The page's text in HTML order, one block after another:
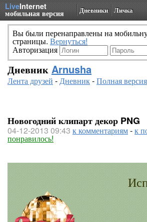
LiveInternet
мобильная версия Дневники Личка
Вы были перенаправлены на
страницы. Вернуться!
Авторизация
Дневник Arnusha
Лента друзей -Дневник-Полная версия
Новогодний клипарт декор PNG
04-12-2013 09:43 к комментариям-к
понравилось!